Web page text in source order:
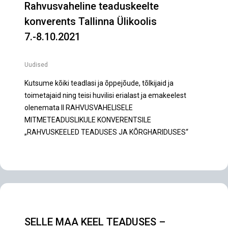
Rahvusvaheline teaduskeelte
konverents Tallinna Ülikoolis
7.-8.10.2021
Uudised
Kutsume kõiki teadlasi ja õppejõude, tõlkijaid ja
toimetajaid ning teisi huvilisi erialast ja emakeelest
olenemata II RAHVUSVAHELISELE
MITMETEADUSLIKULE KONVERENTSILE
„RAHVUSKEELED TEADUSES JA KÕRGHARIDUSES“
SELLE MAA KEEL TEADUSES –